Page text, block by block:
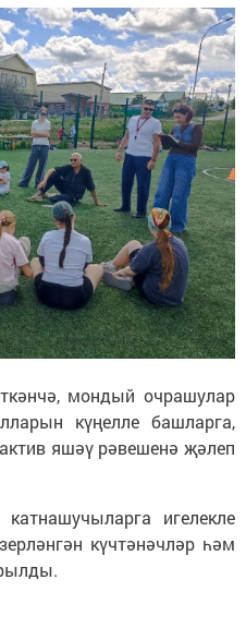
мондый очрашулар
күңелле башларга,
яшәү рәвешенә җәлеп
игелекле
күчтәнәчләр һәм